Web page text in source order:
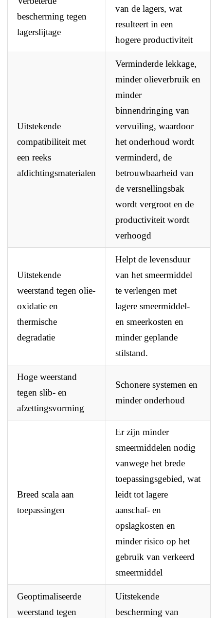
bescherming tegen
lagerslijtage
van de lagers, wat
resulteert in een
hogere productiviteit
Uitstekende
compatibiliteit met
een reeks
afdichtingsmaterialen
Verminderde lekkage,
minder olieverbruik en
minder
binnendringing van
vervuiling, waardoor
het onderhoud wordt
verminderd, de
betrouwbaarheid van
de versnellingsbak
wordt vergroot en de
productiviteit wordt
verhoogd
Uitstekende
weerstand tegen olie-
oxidatie en
thermische
degradatie
Helpt de levensduur
van het smeermiddel
te verlengen met
lagere smeermiddel-
en smeerkosten en
minder geplande
stilstand.
Hoge weerstand
tegen slib- en
afzettingsvorming
Schonere systemen en
minder onderhoud
Breed scala aan
toepassingen
Er zijn minder
smeermiddelen nodig
vanwege het brede
toepassingsgebied, wat
leidt tot lagere
aanschaf- en
opslagkosten en
minder risico op het
gebruik van verkeerd
smeermiddel
Geoptimaliseerde
weerstand tegen
Uitstekende
bescherming van